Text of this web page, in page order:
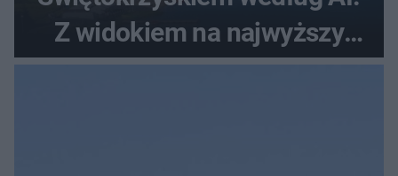
Z widokiem na najwyższy
szczyt Gór Świętokrzyskich